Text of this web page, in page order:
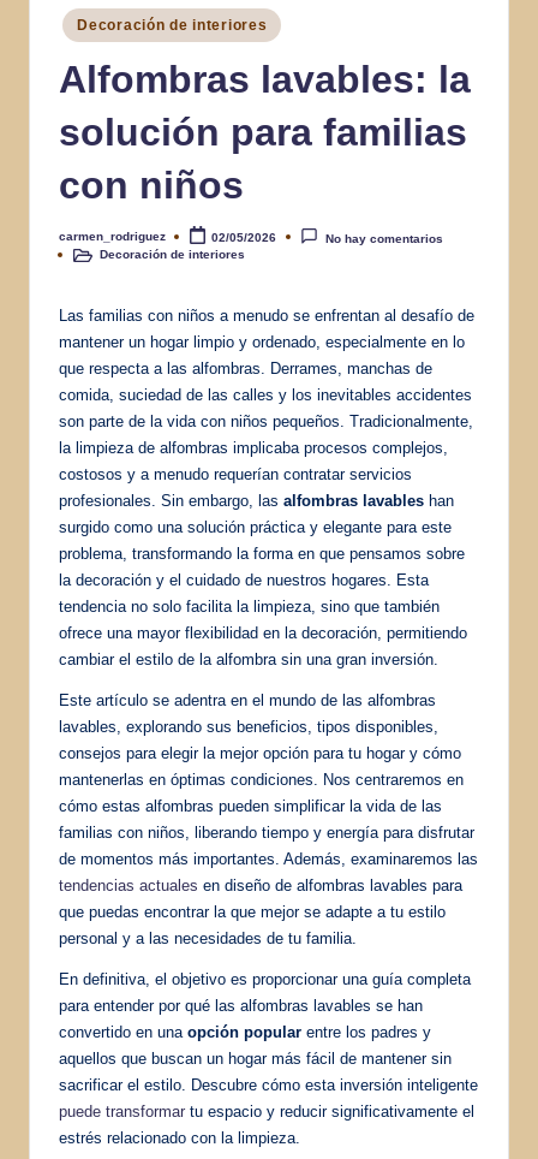
Publicado
en
Decoración de interiores
Alfombras lavables: la
solución para familias
con niños
Publicado
por
carmen_rodriguez 02/05/2026
No hay comentarios
PublicadoDecoración de interiores
Las familias con niños a menudo se enfrentan al desafío de
mantener un hogar limpio y ordenado, especialmente en lo
que respecta a las alfombras. Derrames, manchas de
comida, suciedad de las calles y los inevitables accidentes
son parte de la vida con niños pequeños. Tradicionalmente,
la limpieza de alfombras implicaba procesos complejos,
costosos y a menudo requerían contratar servicios
profesionales. Sin embargo, las alfombras lavables han
surgido como una solución práctica y elegante para este
problema, transformando la forma en que pensamos sobre
la decoración y el cuidado de nuestros hogares. Esta
tendencia no solo facilita la limpieza, sino que también
ofrece una mayor flexibilidad en la decoración, permitiendo
cambiar el estilo de la alfombra sin una gran inversión.
Este artículo se adentra en el mundo de las alfombras
lavables, explorando sus beneficios, tipos disponibles,
consejos para elegir la mejor opción para tu hogar y cómo
mantenerlas en óptimas condiciones. Nos centraremos en
cómo estas alfombras pueden simplificar la vida de las
familias con niños, liberando tiempo y energía para disfrutar
de momentos más importantes. Además, examinaremos las
tendencias actuales en diseño de alfombras lavables para
que puedas encontrar la que mejor se adapte a tu estilo
personal y a las necesidades de tu familia.
En definitiva, el objetivo es proporcionar una guía completa
para entender por qué las alfombras lavables se han
convertido en una opción popular entre los padres y
aquellos que buscan un hogar más fácil de mantener sin
sacrificar el estilo. Descubre cómo esta inversión inteligente
puede transformar tu espacio y reducir significativamente el
estrés relacionado con la limpieza.